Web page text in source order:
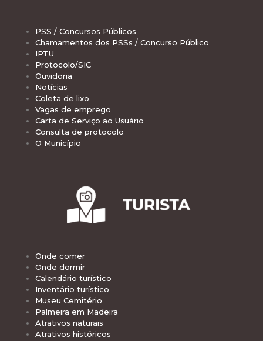
PSS / Concursos Públicos
Chamamentos dos PSSs / Concurso Público
IPTU
Protocolo/SIC
Ouvidoria
Notícias
Coleta de lixo
Vagas de emprego
Carta de Serviço ao Usuário
Consulta de protocolo
O Município
Onde comer
Onde dormir
Calendário turístico
Inventário turístico
Museu Cemitério
Palmeira em Madeira
Atrativos naturais
Atrativos históricos